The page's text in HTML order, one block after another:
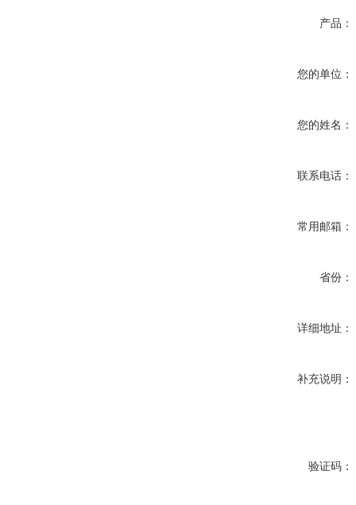
产品：
您的单位：
您的姓名：
联系电话：
常用邮箱：
省份：
详细地址：
补充说明：
验证码：